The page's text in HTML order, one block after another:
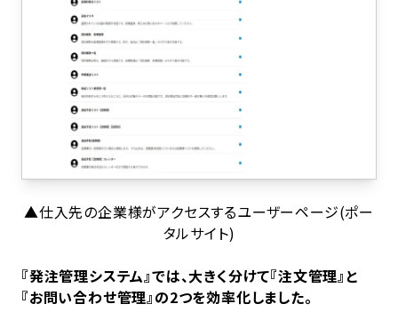
▲仕入先の企業様がアクセスするユーザーページ(ポー
タルサイト)
『発注管理システム』では、大きく分けて『注文管理』と
『お問い合わせ管理』の2つを効率化しました。